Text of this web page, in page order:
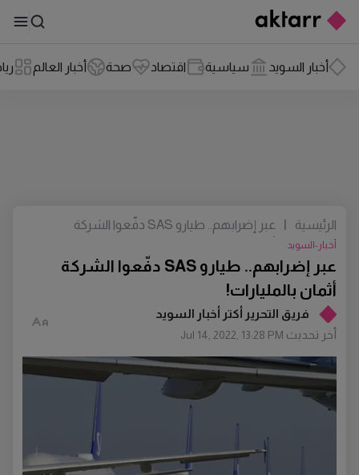
أخبار السويد سياسية اقتصاد صحة أخبار العالم
فريق التحرير أكتر أخبار السويد
أخر تحديث Jul 14, 2022, 13:28 PM
عبر إضرابهم.. طيارو SAS دفّعوا الشركة
أثمان بالمليارات!
أخبار-السويد
الرئيسية |
عبر إضرابهم.. طيارو SAS دفّعوا الشركة